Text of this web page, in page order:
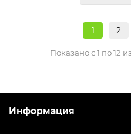
1 2
Показано с 1 по 12
Информация